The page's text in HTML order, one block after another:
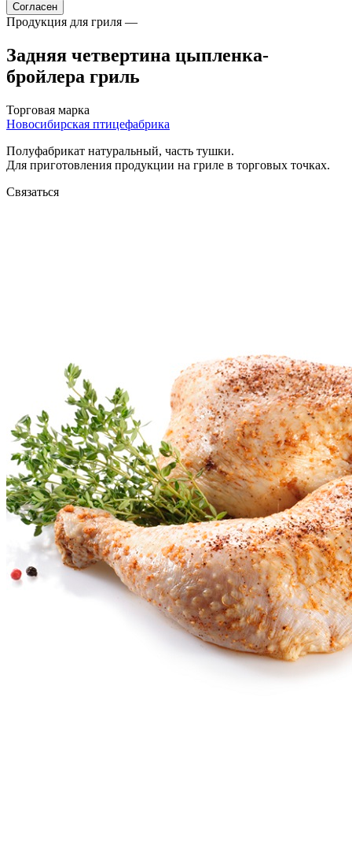
Согласен
Продукция для гриля —
Задняя четвертина цыпленка-
бройлера гриль
Торговая марка
Новосибирская птицефабрика
Полуфабрикат натуральный, часть тушки.
Для приготовления продукции на гриле в торговых точках.
Связаться